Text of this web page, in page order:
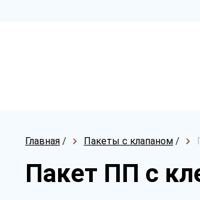
Главная / Пакеты с клапаном /
Пакет ПП с